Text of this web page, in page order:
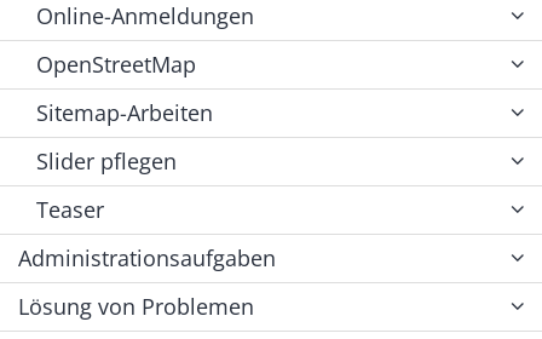
Online-Anmeldungen
OpenStreetMap
Sitemap-Arbeiten
Slider pflegen
Teaser
Administrationsaufgaben
Lösung von Problemen